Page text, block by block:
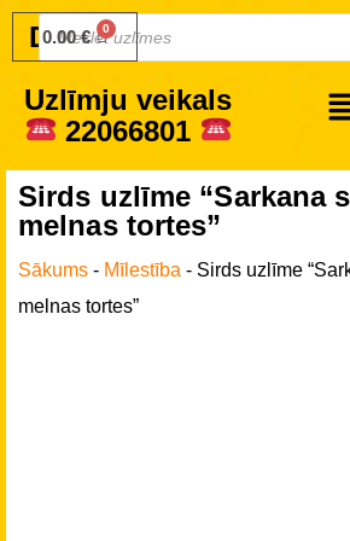
Druku.lv
0.00€
Uzlīmju veikals
22066801
Sirds uzlīme “Sarkana
melnas tortes”
Sākums - Mīlestība - Sirds uzlīme
melnas tortes”